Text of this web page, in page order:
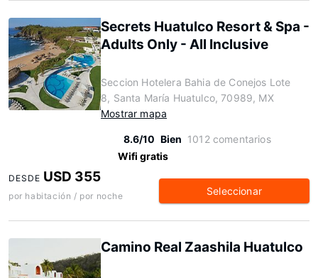
Secrets Huatulco Resort & Spa -
Adults Only - All Inclusive
Seccion Hotelera Bahia de Conejos Lote
8, Santa María Huatulco, 70989, MX
Mostrar mapa
8.6/10 Bien 1012 comentarios
Wifi gratis
DESDE USD 355
por habitación / por noche Seleccionar
Camino Real Zaashila Huatulco